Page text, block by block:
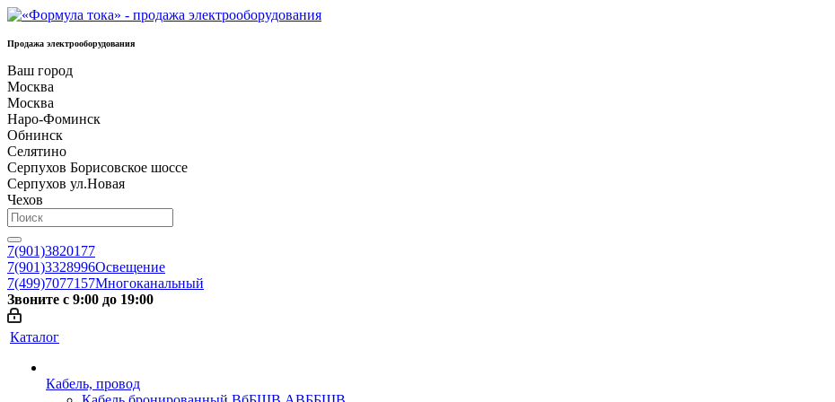
Продажа электрооборудования
Ваш город
Москва
Москва
Наро-Фоминск
Обнинск
Селятино
Серпухов Борисовское шоссе
Серпухов ул.Новая
Чехов
7(901)3820177
7(901)3328996Освещение
7(499)7077157Многоканальный
Звоните с 9:00 до 19:00
Каталог
Кабель, провод